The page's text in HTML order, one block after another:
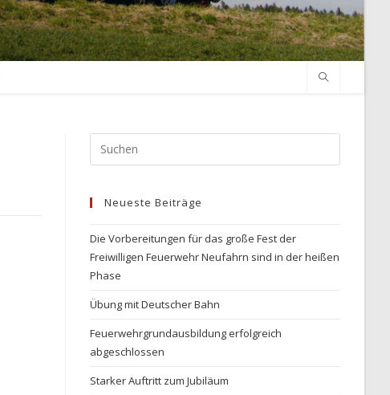
Escape
Neueste Beiträge
Die Vorbereitungen für das große Fest der
Freiwilligen Feuerwehr Neufahrn sind in der heißen
Phase
Übung mit Deutscher Bahn
Feuerwehrgrundausbildung erfolgreich
abgeschlossen
Starker Auftritt zum Jubiläum